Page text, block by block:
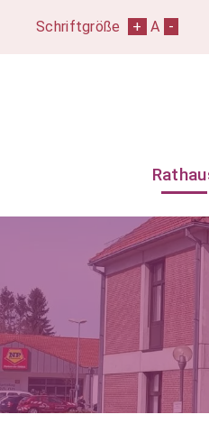
Schriftgröße + A -